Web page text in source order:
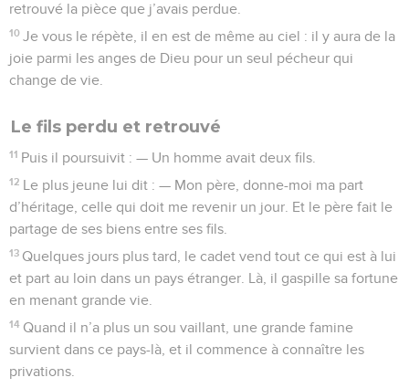
retrouvé la pièce que j’avais perdue.
10 Je vous le répète, il en est de même au ciel : il y aura de la
joie parmi les anges de Dieu pour un seul pécheur qui
change de vie.
Le fils perdu et retrouvé
11 Puis il poursuivit : — Un homme avait deux fils.
12 Le plus jeune lui dit : — Mon père, donne-moi ma part
d’héritage, celle qui doit me revenir un jour. Et le père fait le
partage de ses biens entre ses fils.
13 Quelques jours plus tard, le cadet vend tout ce qui est à lui
et part au loin dans un pays étranger. Là, il gaspille sa fortune
en menant grande vie.
14 Quand il n’a plus un sou vaillant, une grande famine
survient dans ce pays-là, et il commence à connaître les
privations.